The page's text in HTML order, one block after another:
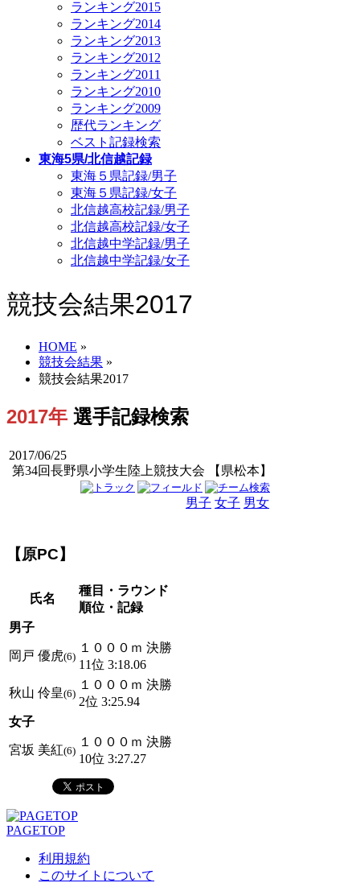
ランキング2015
ランキング2014
ランキング2013
ランキング2012
ランキング2011
ランキング2010
ランキング2009
歴代ランキング
ベスト記録検索
東海5県/北信越記録
東海５県記録/男子
東海５県記録/女子
北信越高校記録/男子
北信越高校記録/女子
北信越中学記録/男子
北信越中学記録/女子
競技会結果2017
HOME »
競技会結果 »
競技会結果2017
2017年 選手記録検索
2017/06/25
第34回長野県小学生陸上競技大会 【県松本】
男子 女子 男女
【原PC】
氏名
種目・ラウンド
順位・記録
男子
岡戸 優虎(6)
１０００ｍ 決勝
11位 3:18.06
秋山 伶皇(6)
１０００ｍ 決勝
2位 3:25.94
女子
宮坂 美紅(6)
１０００ｍ 決勝
10位 3:27.27
PAGETOP
利用規約
このサイトについて